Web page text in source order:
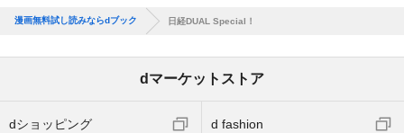
漫画無料試し読みならdブック 日経DUAL Special！
dマーケットストア
dショッピング d fashion